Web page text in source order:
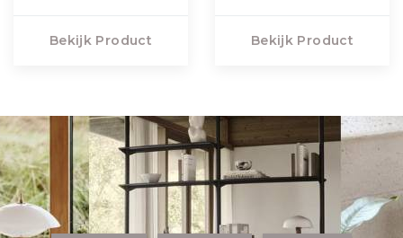
Bekijk Product Bekijk Product